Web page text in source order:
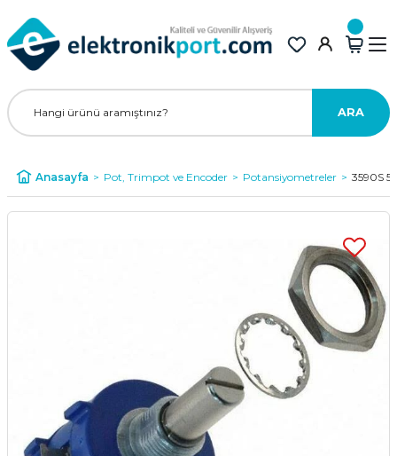
ARA
Anasayfa Pot, Trimpot ve Encoder Potansiyometreler 3590S